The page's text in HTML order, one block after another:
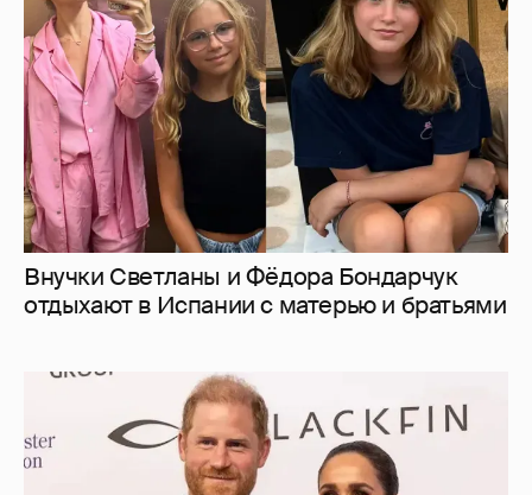
Внучки Светланы и Фёдора Бондарчук
отдыхают в Испании с матерью и братьями